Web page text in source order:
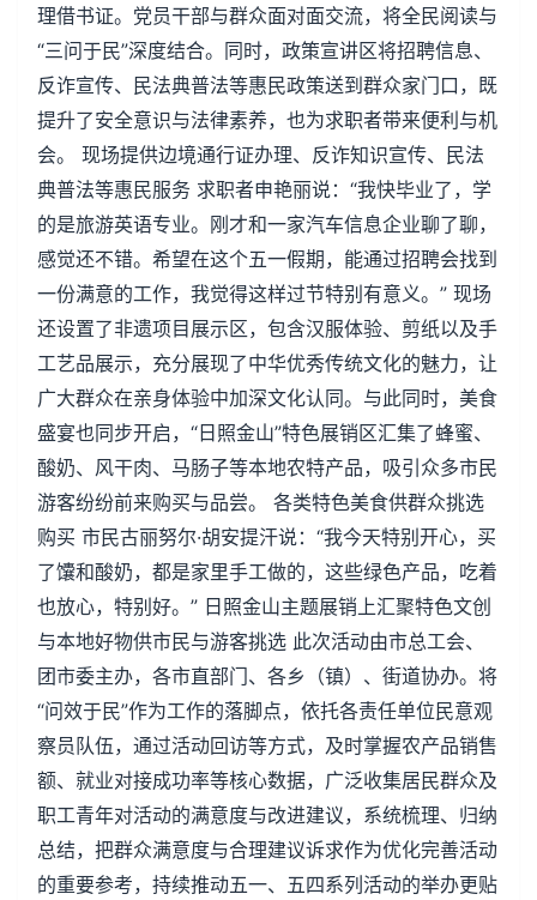
理借书证。党员干部与群众面对面交流，将全民阅读与
“三问于民”深度结合。同时，政策宣讲区将招聘信息、
反诈宣传、民法典普法等惠民政策送到群众家门口，既
提升了安全意识与法律素养，也为求职者带来便利与机
会。 现场提供边境通行证办理、反诈知识宣传、民法
典普法等惠民服务 求职者申艳丽说：“我快毕业了，学
的是旅游英语专业。刚才和一家汽车信息企业聊了聊，
感觉还不错。希望在这个五一假期，能通过招聘会找到
一份满意的工作，我觉得这样过节特别有意义。” 现场
还设置了非遗项目展示区，包含汉服体验、剪纸以及手
工艺品展示，充分展现了中华优秀传统文化的魅力，让
广大群众在亲身体验中加深文化认同。与此同时，美食
盛宴也同步开启，“日照金山”特色展销区汇集了蜂蜜、
酸奶、风干肉、马肠子等本地农特产品，吸引众多市民
游客纷纷前来购买与品尝。 各类特色美食供群众挑选
购买 市民古丽努尔·胡安提汗说：“我今天特别开心，买
了馕和酸奶，都是家里手工做的，这些绿色产品，吃着
也放心，特别好。” 日照金山主题展销上汇聚特色文创
与本地好物供市民与游客挑选 此次活动由市总工会、
团市委主办，各市直部门、各乡（镇）、街道协办。将
“问效于民”作为工作的落脚点，依托各责任单位民意观
察员队伍，通过活动回访等方式，及时掌握农产品销售
额、就业对接成功率等核心数据，广泛收集居民群众及
职工青年对活动的满意度与改进建议，系统梳理、归纳
总结，把群众满意度与合理建议诉求作为优化完善活动
的重要参考，持续推动五一、五四系列活动的举办更贴